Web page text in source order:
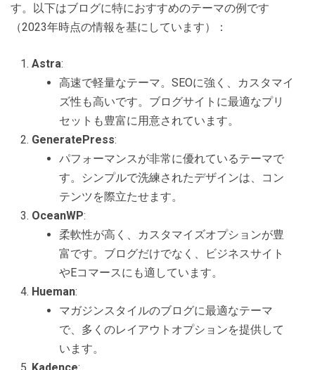
す。以下はブログに特におすすめのテーマの例です
（2023年時点の情報を基にしています）：
Astra:
高速で軽量なテーマ。SEOに強く、カスタマイ
ズ性も高いです。ブログサイトに最適なプリ
セットも豊富に用意されています。
GeneratePress:
パフォーマンスが非常に優れているテーマで
す。シンプルで洗練されたデザインは、コン
テンツを際立たせます。
OceanWP:
柔軟性が高く、カスタマイズオプションが豊
富です。ブログだけでなく、ビジネスサイト
やEコマースにも適しています。
Hueman:
マガジンスタイルのブログに最適なテーマ
で、多くのレイアウトオプションを提供して
います。